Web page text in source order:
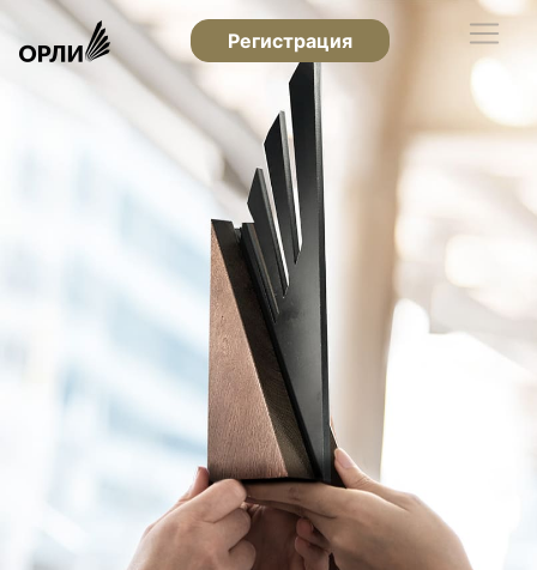
Регистрация